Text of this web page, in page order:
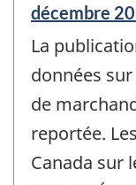
Période
référence
de
-
décembre
La
données
de
reportée.
Canada sur